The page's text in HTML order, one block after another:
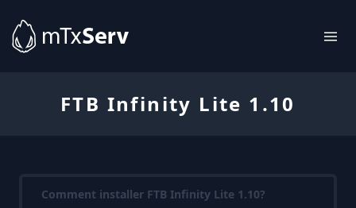
FTB Infinity Lite 1.10
Comment installer FTB Infinity Lite 1.10?